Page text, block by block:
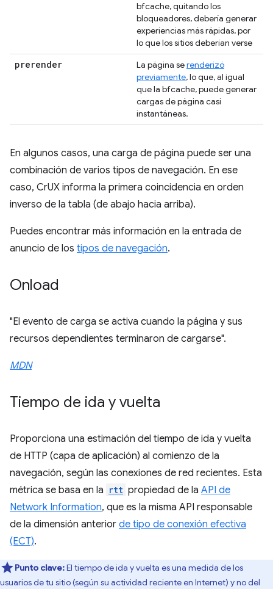
bfcache, quitando los
bloqueadores, debería generar
experiencias más rápidas, por
lo que los sitios deberían verse
prerender La página serenderizó
previamente, lo que, al igual
que la bfcache, puede generar
cargas de página casi
instantáneas.
En algunos casos, una carga de página puede ser una
combinación de varios tipos de navegación. En ese
caso, CrUX informa la primera coincidencia en orden
inverso de la tabla (de abajo hacia arriba).
Puedes encontrar más información en la entrada de
anuncio de los tipos de navegación.
Onload
"El evento de carga se activa cuando la página y sus
recursos dependientes terminaron de cargarse".
MDN
Tiempo de ida y vuelta
Proporciona una estimación del tiempo de ida y vuelta
de HTTP (capa de aplicación) al comienzo de la
navegación, según las conexiones de red recientes. Esta
métrica se basa en la rtt propiedad de la API de
Network Information, que es la misma API responsable
de la dimensión anterior de tipo de conexión efectiva
(ECT).
Punto clave:El tiempo de ida y vuelta es una medida de los
usuarios de tu sitio (según su actividad reciente en Internet) y no del